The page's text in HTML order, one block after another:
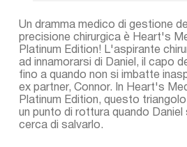
Un dramma medico di gestione
precisione chirurgica è Heart's
Platinum Edition! L'aspirante
ad innamorarsi di Daniel, il capo
fino a quando non si imbatte
ex partner, Connor. In Heart's
Platinum Edition, questo
un punto di rottura quando Daniel
cerca di salvarlo.